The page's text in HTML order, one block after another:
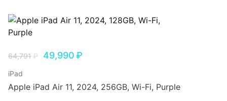
64,791₽ 49,990₽
iPad
Apple iPad Air 11, 2024, 256GB, Wi-Fi, Purple